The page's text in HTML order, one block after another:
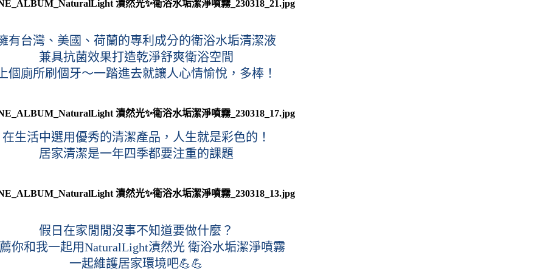
有台灣、美國、荷蘭的專利成分的衛浴水垢清潔液
兼具抗菌效果打造乾淨舒爽衛浴空間
個廁所刷個牙～一踏進去就讓人心情愉悅，多棒！
在生活中選用優秀的清潔產品，人生就是彩色的！
居家清潔是一年四季都要注重的課題
假日在家閒閒沒事不知道要做什麼？
你和我一起用NaturalLight漬然光 衛浴水垢潔淨噴霧
一起維護居家環境吧💪💪